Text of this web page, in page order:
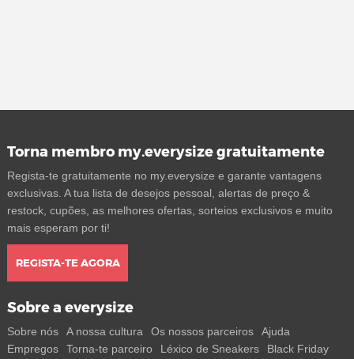
Torna membro my.everysize gratuitamente
Regista-te gratuitamente no my.everysize e garante vantagens
exclusivas. A tua lista de desejos pessoal, alertas de preço &
restock, cupões, as melhores ofertas, sorteios exclusivos e muito
mais esperam por ti!
REGISTA-TE AGORA
Sobre a everysize
Sobre nós A nossa cultura Os nossos parceiros
Ajuda
Empregos
Torna-te parceiro Léxico de Sneakers
Black Friday